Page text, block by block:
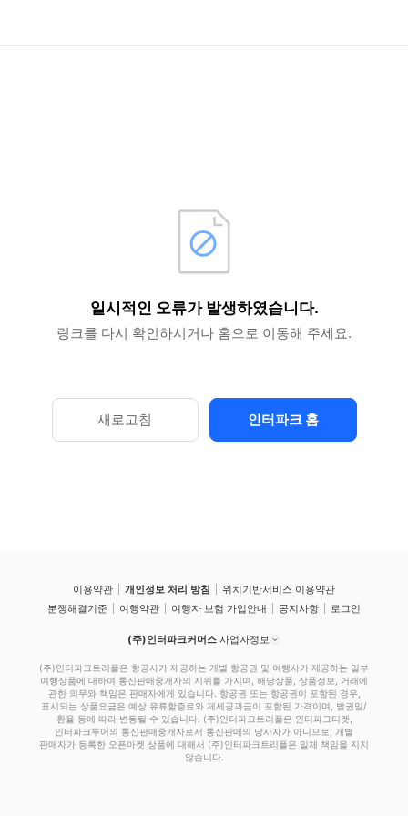
일시적인 오류가 발생하였습니다.
링크를 다시 확인하시거나 홈으로 이동해 주세요.
새로고침 인터파크 홈
이용약관 개인정보 처리 방침
위치기반서비스 이용약관
분쟁해결기준
여행약관 여행자 보험 가입안내 공지사항 로그인
(주)인터파크커머스 사업자정보
(주)인터파크트리플은 항공사가 제공하는 개별 항공권 및 여행사가 제공하는 일부
여행상품에 대하여 통신판매중개자의 지위를 가지며, 해당상품, 상품정보, 거래에
관한 의무와 책임은 판매자에게 있습니다. 항공권 또는 항공권이 포함된 경우,
표시되는 상품요금은 예상 유류할증료와 제세공과금이 포함된 가격이며, 발권일/
환율 등에 따라 변동될 수 있습니다. (주)인터파크트리플은 인터파크티켓,
인터파크투어의 통신판매중개자로서 통신판매의 당사자가 아니므로, 개별
판매자가 등록한 오픈마켓 상품에 대해서 (주)인터파크트리플은 일체 책임을 지지
않습니다.